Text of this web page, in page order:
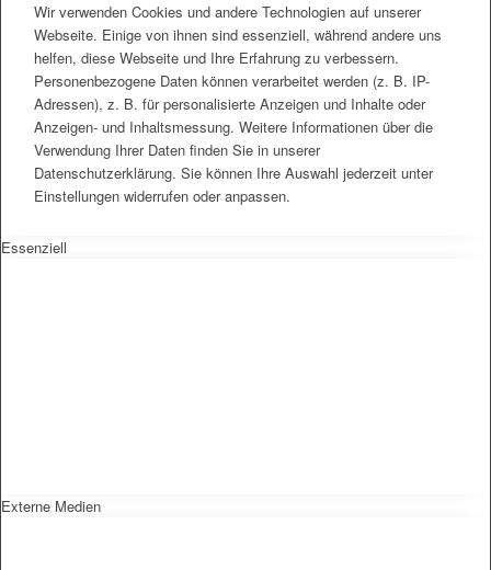
Wir verwenden Cookies und andere Technologien auf unserer
Webseite. Einige von ihnen sind essenziell, während andere uns
helfen, diese Webseite und Ihre Erfahrung zu verbessern.
Personenbezogene Daten können verarbeitet werden (z. B. IP-
Adressen), z. B. für personalisierte Anzeigen und Inhalte oder
Anzeigen- und Inhaltsmessung. Weitere Informationen über die
Verwendung Ihrer Daten finden Sie in unserer
Datenschutzerklärung. Sie können Ihre Auswahl jederzeit unter
Einstellungen widerrufen oder anpassen.
Essenziell
Externe Medien